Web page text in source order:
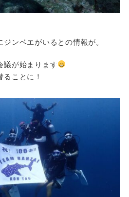
ンベエがいるとの情報が。
議が始まります
ことに！